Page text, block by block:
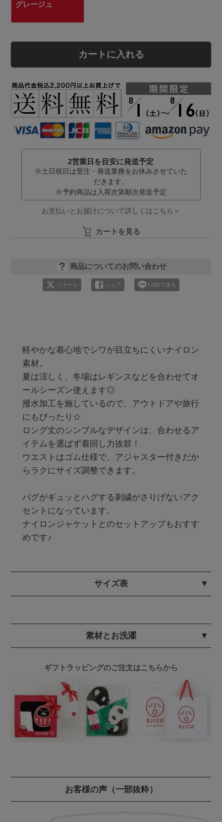
グレージュ
カートに入れる
2営業日を目安に発送予定
※土日祝日は受注・発送業務をお休みさせていた
だきます。
※予約商品は入荷次第順次発送予定
お支払いとお届けについて詳しくはこちら＞
カートを見る
商品についてのお問い合わせ
ツイート シェア LINEで送る
軽やかな着心地でシワが目立ちにくいナイロン
素材。
夏は涼しく、冬場はレギンスなどを合わせてオ
ールシーズン使えます◎
撥水加工を施しているので、アウトドアや旅行
にもぴったり☆
ロング丈のシンプルなデザインは、合わせるア
イテムを選ばず着回し力抜群！
ウエストはゴム仕様で、アジャスター付きだか
らラクにサイズ調整できます。
パグがギュッとハグする刺繍がさりげないアク
セントになっています。
ナイロンジャケットとのセットアップもおすす
めです♪
サイズ表
素材とお洗濯
ギフトラッピングのご注文はこちらから
お客様の声（一部抜粋）